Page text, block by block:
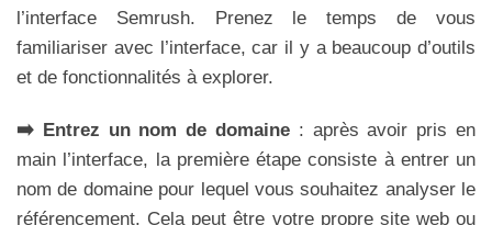
l’interface Semrush. Prenez le temps de vous
familiariser avec l’interface, car il y a beaucoup d’outils
et de fonctionnalités à explorer.
➡️ Entrez un nom de domaine : après avoir pris en
main l’interface, la première étape consiste à entrer un
nom de domaine pour lequel vous souhaitez analyser le
référencement. Cela peut être votre propre site web ou